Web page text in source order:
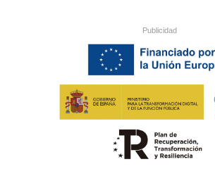
Publicidad